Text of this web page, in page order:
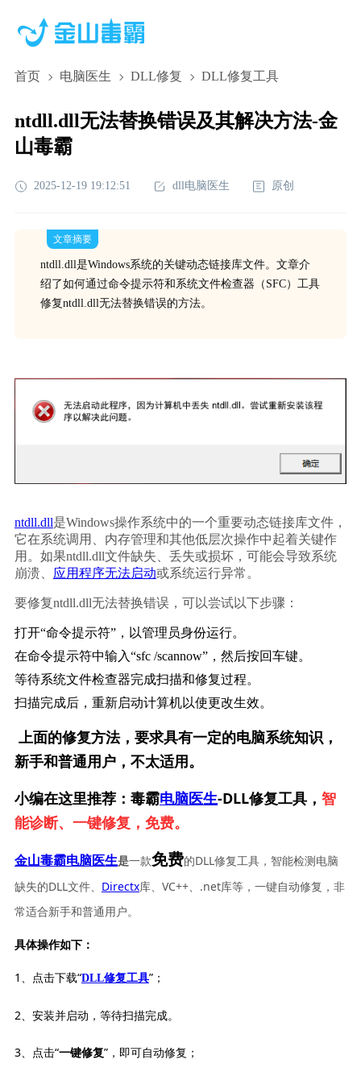
首页 电脑医生 DLL修复 DLL修复工具
ntdll.dll无法替换错误及其解决方法-金
山毒霸
2025-12-19 19:12:51 dll电脑医生 原创
文章摘要
ntdll.dll是Windows系统的关键动态链接库文件。文章介
绍了如何通过命令提示符和系统文件检查器（SFC）工具
修复ntdll.dll无法替换错误的方法。
ntdll.dll是Windows操作系统中的一个重要动态链接库文件，
它在系统调用、内存管理和其他低层次操作中起着关键作
用。如果ntdll.dll文件缺失、丢失或损坏，可能会导致系统
崩溃、 应用程序无法启动或系统运行异常。
要修复ntdll.dll无法替换错误，可以尝试以下步骤：
打开“命令提示符”，以管理员身份运行。
在命令提示符中输入“sfc /scannow”，然后按回车键。
等待系统文件检查器完成扫描和修复过程。
扫描完成后，重新启动计算机以使更改生效。
上面的修复方法，要求具有一定的电脑系统知识，
新手和普通用户，不太适用。
小编在这里推荐：毒霸电脑医生-DLL修复工具， 智
能诊断、一键修复，免费。
金山毒霸电脑医生是一款免费的DLL修复工具，智能检测电脑
缺失的DLL文件、 Directx库、VC++、.net库等，一键自动修复，非
常适合新手和普通用户。
具体操作如下：
1、点击下载“DLL修复工具”；
2、安装并启动，等待扫描完成。
3、点击“一键修复”，即可自动修复；